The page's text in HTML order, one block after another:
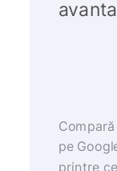
pe
printre